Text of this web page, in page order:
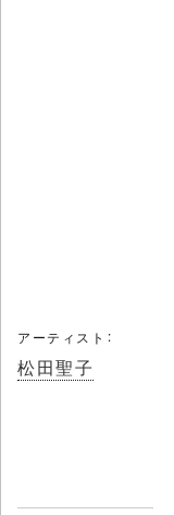
アーティスト：
松田聖子